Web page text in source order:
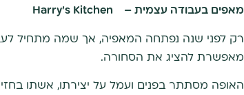
מאפים בעבודה עצמית – Harry's Kitchen
רק לפני שנה נפתחה המאפיה, אך שמה מתחיל
מאפשרת להציג את הסחורה.
האופה מסתתר בפנים ועמל על יצירתו, אשתו